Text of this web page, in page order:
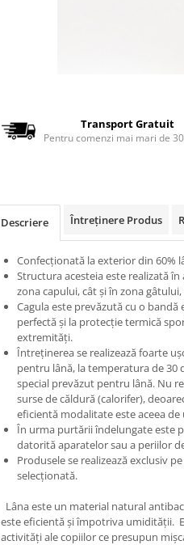
Transport Gratuit
Pentru comenzi mai mari de
Descriere Întreținere Produs
Confecționată la exterior din 60%
Structura acesteia este realizată
zona capului, cât și în zona
Cagula este prevăzută cu o
perfectă și la protecție termică
extremități.
Întreținerea se realizează foarte
pentru lână, la temperatura de 30
special prevăzut pentru lână. Nu
surse de căldură (calorifer),
eficientă modalitate este aceea
În urma purtării îndelungate este
datorită aparatelor sau a periilor
Produsele se realizează exclusiv
selecționată.
Lâna este un material natural
este eficientă și împotriva umidității.
activități ale copiilor ce presupun